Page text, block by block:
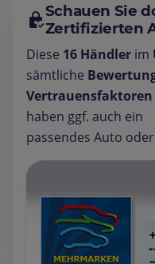
Schauen Sie
Zertifizierten
Diese 16 Händler im
sämtliche
haben ggf. auch ein
passendes Auto